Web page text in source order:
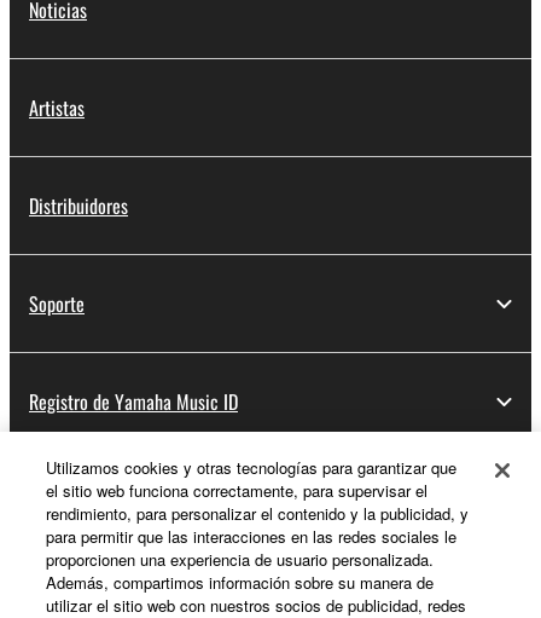
Noticias
Artistas
Distribuidores
Soporte
Registro de Yamaha Music ID
Acerca de Yamaha
España - Spanish
Utilizamos cookies y otras tecnologías para garantizar que
el sitio web funciona correctamente, para supervisar el
rendimiento, para personalizar el contenido y la publicidad, y
para permitir que las interacciones en las redes sociales le
proporcionen una experiencia de usuario personalizada.
Además, compartimos información sobre su manera de
utilizar el sitio web con nuestros socios de publicidad, redes